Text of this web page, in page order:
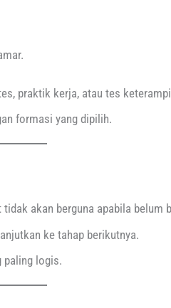
praktik kerja, atau tes
formasi yang dipilih.
akan berguna apabila belum
ke tahap berikutnya.
paling logis.